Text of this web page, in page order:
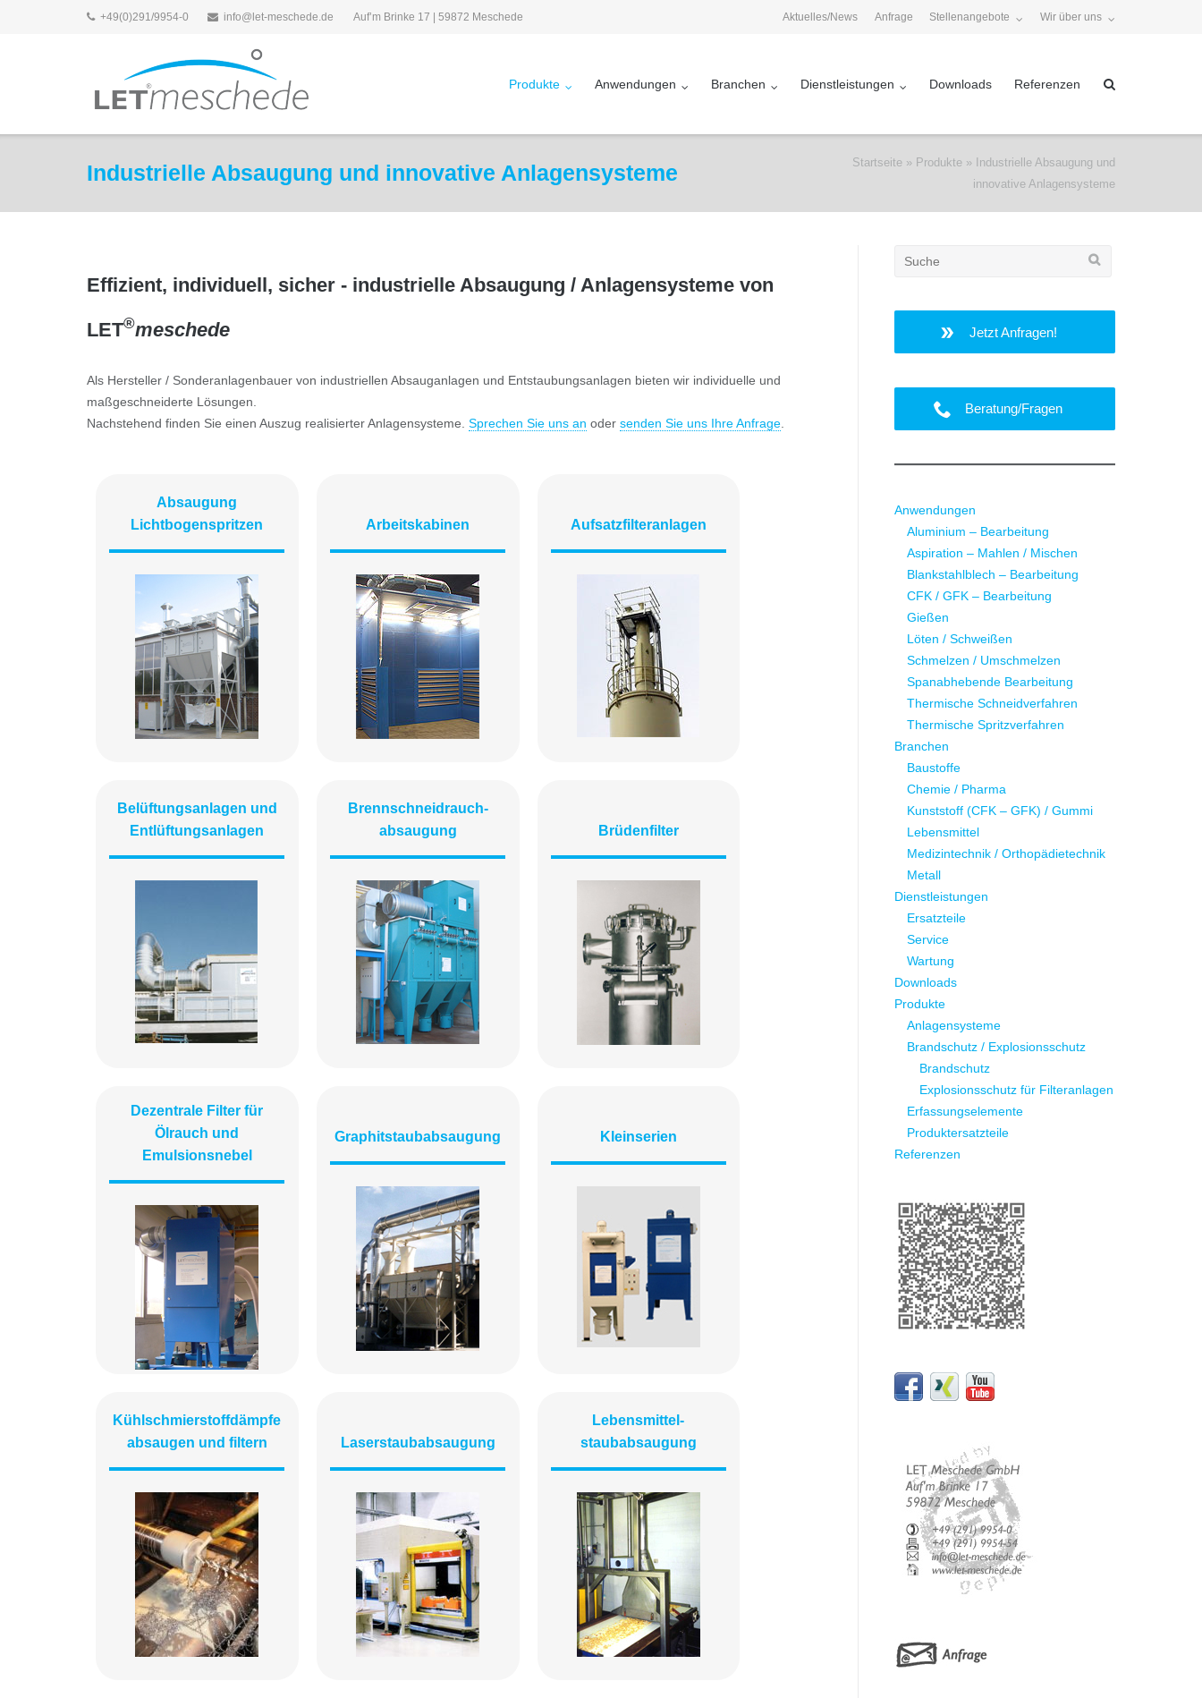
+49(0)291/9954-0 info@let-meschede.de Auf’m Brinke 17 | 59872 Meschede Aktuelles/News Anfrage Stellenangebote Wir über uns
Produkte Anwendungen Branchen Dienstleistungen Downloads Referenzen
Industrielle Absaugung und innovative Anlagensysteme Startseite » Produkte » Industrielle Absaugung und
innovative Anlagensysteme
Effizient, individuell, sicher - industrielle Absaugung / Anlagensysteme von
LET®meschede
Als Hersteller / Sonderanlagenbauer von industriellen Absauganlagen und Entstaubungsanlagen bieten wir individuelle und
maßgeschneiderte Lösungen.
Nachstehend finden Sie einen Auszug realisierter Anlagensysteme. Sprechen Sie uns an oder senden Sie uns Ihre Anfrage.
Absaugung
Lichtbogenspritzen
Arbeitskabinen Aufsatzfilteranlagen
Belüftungsanlagen und
Entlüftungsanlagen
Brennschneidrauch­
absaugung
Brüdenfilter
Dezentrale Filter für
Ölrauch und
Emulsionsnebel
Graphitstaubabsaugung Kleinserien
Kühlschmierstoffdämpfe
absaugen und filtern
Laserstaubabsaugung
Lebensmittel­
staubabsaugung
Search
Jetzt Anfragen!
Beratung/Fragen
Anwendungen
Aluminium – Bearbeitung
Aspiration – Mahlen / Mischen
Blankstahlblech – Bearbeitung
CFK / GFK – Bearbeitung
Gießen
Löten / Schweißen
Schmelzen / Umschmelzen
Spanabhebende Bearbeitung
Thermische Schneidverfahren
Thermische Spritzverfahren
Branchen
Baustoffe
Chemie / Pharma
Kunststoff (CFK – GFK) / Gummi
Lebensmittel
Medizintechnik / Orthopädietechnik
Metall
Dienstleistungen
Ersatzteile
Service
Wartung
Downloads
Produkte
Anlagensysteme
Brandschutz / Explosionsschutz
Brandschutz
Explosionsschutz für Filteranlagen
Erfassungselemente
Produktersatzteile
Referenzen